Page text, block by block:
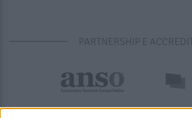
PARTNERSHIP E